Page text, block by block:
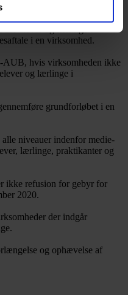
for elever og lærlinge i
i en virksomhed.
AUB, hvis virksomheden ikke
og lærlinge i
grundforløbet i en
niveauer indenfor medie-
lærlinge, praktikanter og
ikke refusion for gebyr for
2020.
der indgår
og ophævelse af